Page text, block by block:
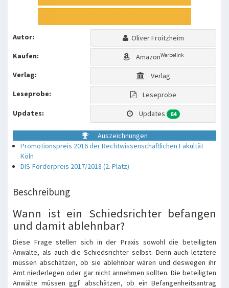
Autor:
Oliver Froitzheim
Kaufen:
AmazonWerbelink
Verlag:
Verlag
Leseprobe:
Leseprobe
Updates:
Updates 64
Auszeichnungen
Promotionspreis 2016 der Rechtwissenschaftlichen Fakultät
Köln
DIS-Förderpreis 2017/2018 (2. Platz)
Beschreibung
Wann ist ein Schiedsrichter befangen
und damit ablehnbar?
Diese Frage stellen sich in der Praxis sowohl die beteiligten
Anwälte, als auch die Schiedsrichter selbst. Denn auch letztere
müssen abschätzen, ob sie ablehnbar wären und deswegen ihr
Amt niederlegen oder gar nicht annehmen sollten. Die beteiligten
Anwälte müssen ggf. abschätzen, ob ein Befangenheitsantrag